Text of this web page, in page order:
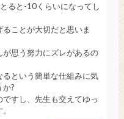
ると-10くらいになってし
ことが大切だと思いま
思う努力にズレがあるの
るという簡単な仕組みに気
か?
すし、先生も交えてゆっ